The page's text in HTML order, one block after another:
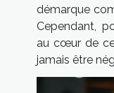
démarque
Cependant,
au cœur de
jamais être